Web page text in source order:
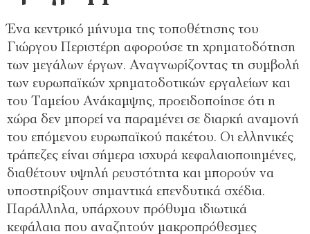
Ένα κεντρικό μήνυμα της τοποθέτησης του
Γιώργου Περιστέρη αφορούσε τη χρηματοδότηση
των μεγάλων έργων. Αναγνωρίζοντας τη συμβολή
των ευρωπαϊκών χρηματοδοτικών εργαλείων και
του Ταμείου Ανάκαμψης, προειδοποίησε ότι η
χώρα δεν μπορεί να παραμένει σε διαρκή αναμονή
του επόμενου ευρωπαϊκού πακέτου. Οι ελληνικές
τράπεζες είναι σήμερα ισχυρά κεφαλαιοποιημένες,
διαθέτουν υψηλή ρευστότητα και μπορούν να
υποστηρίξουν σημαντικά επενδυτικά σχέδια.
Παράλληλα, υπάρχουν πρόθυμα ιδιωτικά
κεφάλαια που αναζητούν μακροπρόθεσμες